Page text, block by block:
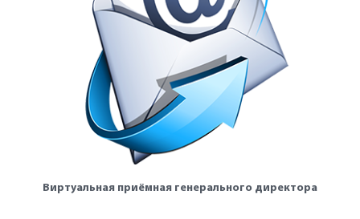
Виртуальная приёмная генерального директора